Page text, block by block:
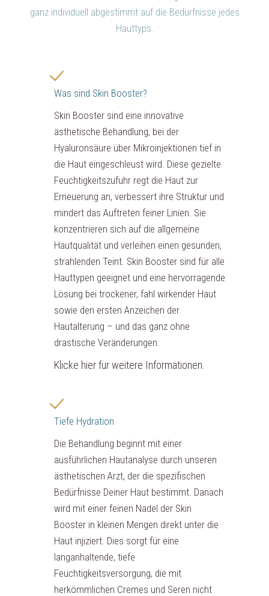
ganz individuell abgestimmt auf die Bedürfnisse jedes
Hauttyps.
Was sind Skin Booster?
Skin Booster sind eine innovative
ästhetische Behandlung, bei der
Hyaluronsäure über Mikroinjektionen tief in
die Haut eingeschleust wird. Diese gezielte
Feuchtigkeitszufuhr regt die Haut zur
Erneuerung an, verbessert ihre Struktur und
mindert das Auftreten feiner Linien. Sie
konzentrieren sich auf die allgemeine
Hautqualität und verleihen einen gesunden,
strahlenden Teint. Skin Booster sind für alle
Hauttypen geeignet und eine hervorragende
Lösung bei trockener, fahl wirkender Haut
sowie den ersten Anzeichen der
Hautalterung – und das ganz ohne
drastische Veränderungen.
Klicke hier für weitere Informationen.
Tiefe Hydration
Die Behandlung beginnt mit einer
ausführlichen Hautanalyse durch unseren
ästhetischen Arzt, der die spezifischen
Bedürfnisse Deiner Haut bestimmt. Danach
wird mit einer feinen Nadel der Skin
Booster in kleinen Mengen direkt unter die
Haut injiziert. Dies sorgt für eine
langanhaltende, tiefe
Feuchtigkeitsversorgung, die mit
herkömmlichen Cremes und Seren nicht